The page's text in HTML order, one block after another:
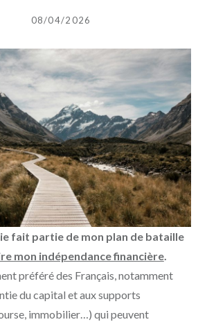
Publié
INDEPENDANTEFINANCIERE
le
08/04/2026
fait partie de mon plan de bataille
mon indépendance financière.
préféré des Français, notamment
du capital et aux supports
immobilier…) qui peuvent